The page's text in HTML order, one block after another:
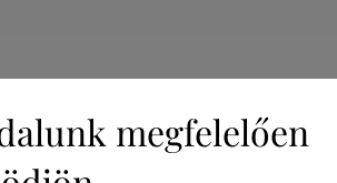
megfelelően